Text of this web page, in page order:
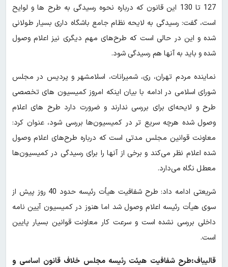
127 تا 130 این قانون که درباره نحوه رسیدگی به طرح ها و لوایح
است، گفت: رسیدگی به لایحه نظام جامع باشگاه داری بسیار طولانی
شده و این در حالی است که طرح‌های مهم دیگری نیز اعلام وصول
شده و باید به آنها هم رسیدگی شود.
نماینده مردم تهران، ری، شمیرانات، اسلامشهر و پردیس در مجلس
شورای اسلامی در ادامه با بیان اینکه امروز کمیسیون های تخصصی
طرح و لایحه‌ای برای بررسی ندارند و ضرورت دارد طرح های اعلام
وصول شده هرچه سریع تر در کمیسیون‌ها بررسی شود، عنوان کرد:
معاونت قوانین مجلس مدتی است که درباره طرح‌های اعلام وصول
شده اعلام نظر می‌کند و برخی از آنها را برای رسیدگی در کمیسیون‌ها
معطل نگاه می‌دارد.
شریعتی ادامه داد: طرح شفافیت هیأت رئیسه حدود 40 روز پیش از
سوی هیأت رئیسه اعلام وصول شد اما هنوز در کمیسیون آیین نامه
داخلی بررسی نشده است و سرعت کار معاونت قوانین بسیار پایین
است.
قالیباف:طرح شفافیت هیئت رئیسه مجلس خلاف قانون اساسی و